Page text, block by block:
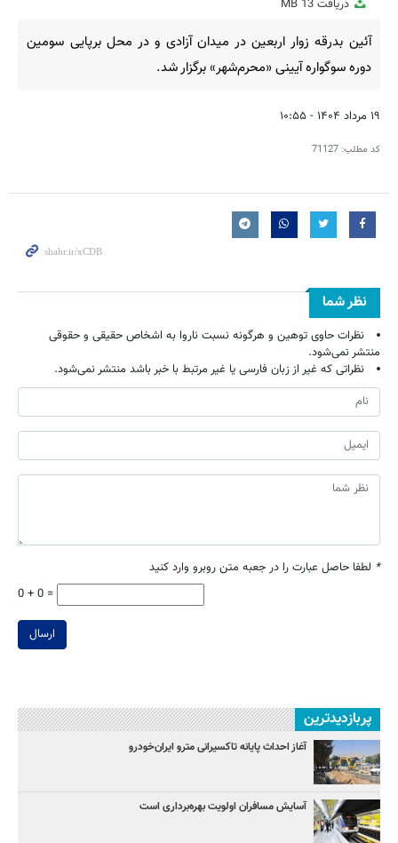
fullscreen
دریافت 13 MB
آئین بدرقه زوار اربعین در میدان آزادی و در محل برپایی سومین
دوره سوگواره آیینی «محرم‌شهر» برگزار شد.
۱۹ مرداد ۱۴۰۴ - ۱۰:۵۵
کد مطلب: 71127
نظر شما
نظرات حاوی توهین و هرگونه نسبت ناروا به اشخاص حقیقی و حقوقی
منتشر نمی‌شود.
نظراتی که غیر از زبان فارسی یا غیر مرتبط با خبر باشد منتشر نمی‌شود.
* لطفا حاصل عبارت را در جعبه متن روبرو وارد کنید
0 + 0 =
ارسال
پربازدیدترین
آغاز احداث پایانه تاکسیرانی مترو ایران‌خودرو
آسایش مسافران اولویت بهره‌برداری است